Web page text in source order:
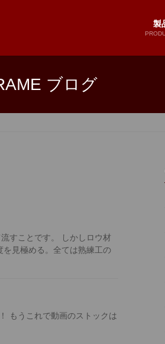
製
ブログ
すことです。 しかしロウ材
見極める。全ては熟練工の
もうこれで動画のストックは